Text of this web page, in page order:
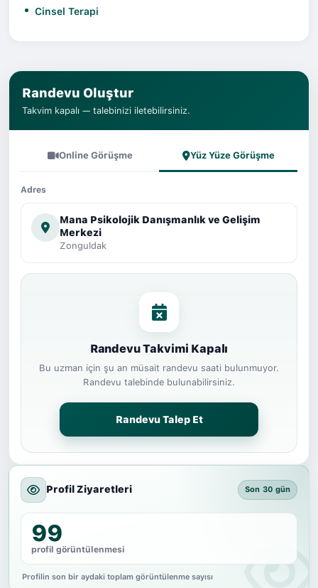
Cinsel Terapi
Randevu Oluştur
Takvim kapalı — talebinizi iletebilirsiniz.
Online Görüşme Yüz Yüze Görüşme
Adres
Mana Psikolojik Danışmanlık ve Gelişim
Merkezi
Zonguldak
Randevu Takvimi Kapalı
Bu uzman için şu an müsait randevu saati bulunmuyor.
Randevu talebinde bulunabilirsiniz.
Randevu Talep Et
Profil Ziyaretleri Son 30 gün
99
profil görüntülenmesi
Profilin son bir aydaki toplam görüntülenme sayısı